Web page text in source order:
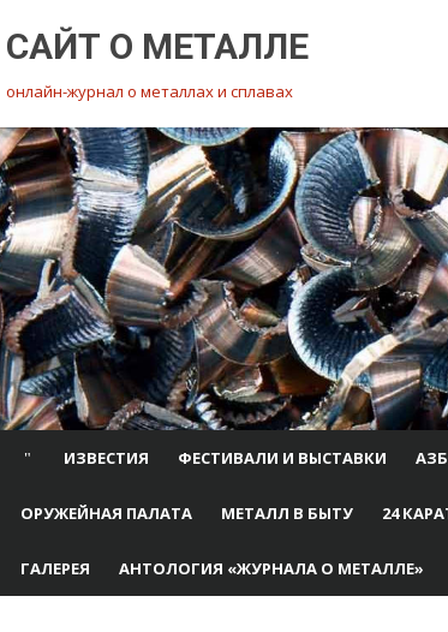
САЙТ О МЕТАЛЛЕ
онлайн-журнал о металлах и сплавах
ИЗВЕСТИЯ ФЕСТИВАЛИ И ВЫСТАВКИ
ОРУЖЕЙНАЯ ПАЛАТА МЕТАЛЛ В БЫТУ 24
ГАЛЕРЕЯ АНТОЛОГИЯ «ЖУРНАЛА О МЕТАЛЛЕ»